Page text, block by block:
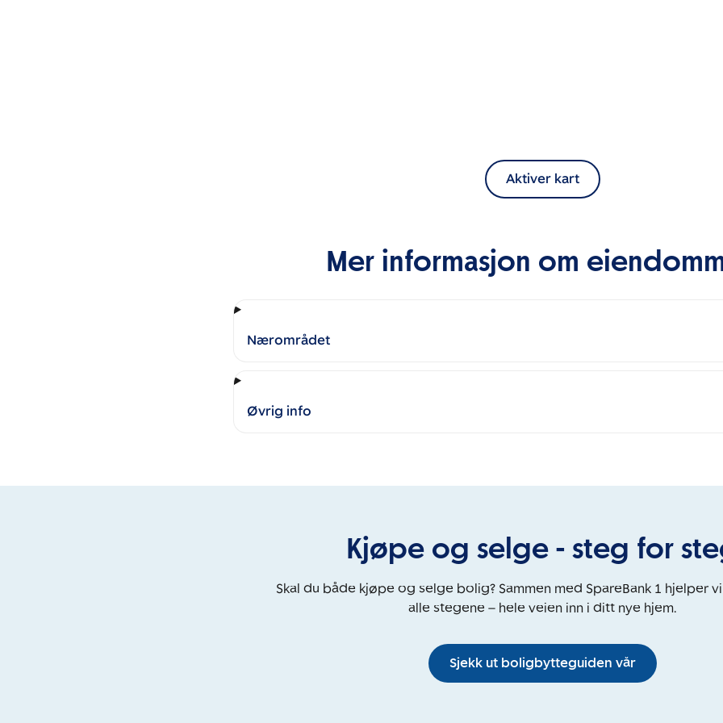
Aktiver kart
Mer informasjon om
Nærområdet
Øvrig info
Kjøpe og selge - steg for
Skal du både kjøpe og selge bolig? Sammen med SpareBank 1 hjelper
alle stegene – hele veien inn i ditt nye hjem.
Sjekk ut boligbytteguiden vår